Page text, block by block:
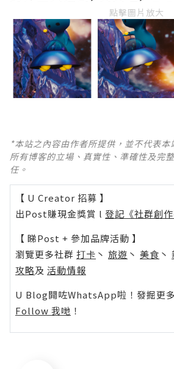
點擊圖片放大
*本站之內容由作者所提供，並不代表
所有博客的立場、真實性、準確性及完
任。
【 U Creator 招募 】
出Post賺現金獎賞 l 登記《社群創作
【 睇Post + 參加品牌活動 】
瀏覽更多社群 打卡 丶 旅遊 丶 美食 丶
攻略及 活動情報
U Blog開咗WhatsApp啦！發掘更
Follow 我哋 ！